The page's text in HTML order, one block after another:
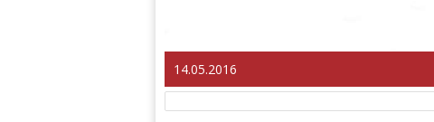
14.05.2016